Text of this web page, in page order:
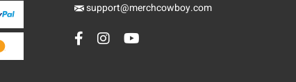
support@merchcowboy.com